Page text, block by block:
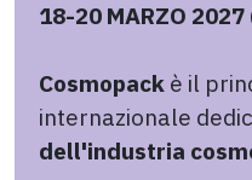
18-20 MARZO
Cosmopack è il
internazionale
dell'industria